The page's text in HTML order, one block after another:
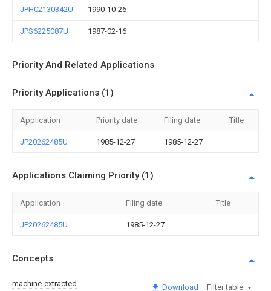
JPH02130342U 1990-10-26
JPS6225087U 1987-02-16
Priority And Related Applications
Priority Applications (1)
Application Priority date Filing date Title
JP20262485U 1985-12-27 1985-12-27
Applications Claiming Priority (1)
Application Filing date Title
JP20262485U 1985-12-27
Concepts
machine-extracted Download Filter table